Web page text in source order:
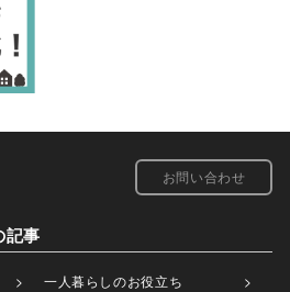
お問い合わせ
記事
一人暮らしのお役立ち